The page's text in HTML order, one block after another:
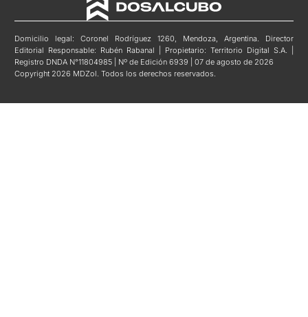
Domicilio legal: Coronel Rodríguez 1260, Mendoza, Argentina. Director
Editorial Responsable: Rubén Rabanal | Propietario: Territorio Digital S.A. |
Registro DNDA N°11804985 | Nº de Edición 6939 | 07 de agosto de 2026
Copyright 2026 MDZol. Todos los derechos reservados.